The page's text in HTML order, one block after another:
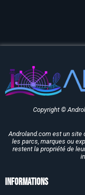
Copyright ©
Androland.com est un site
les parcs, marques ou
restent la propriété de
Informations